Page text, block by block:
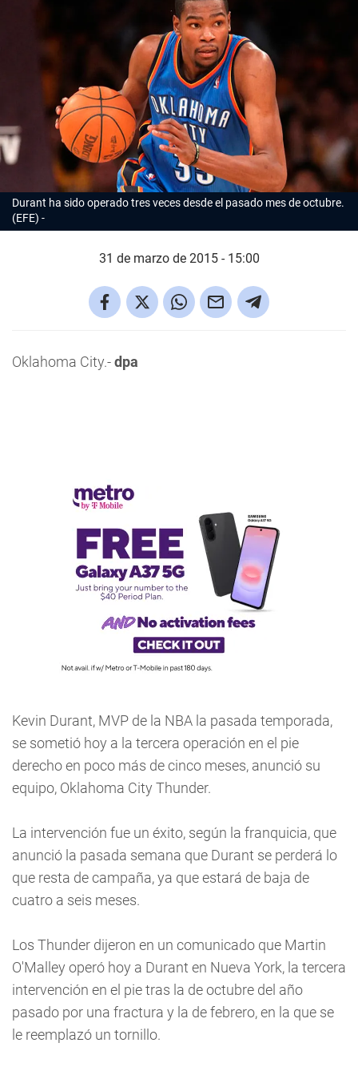
Durant ha sido operado tres veces desde el pasado mes de octubre.
(EFE)
31 de marzo de 2015 - 15:00
Oklahoma City.-dpa
Kevin Durant, MVP de la NBA la pasada temporada,
se sometió hoy a la tercera operación en el pie
derecho en poco más de cinco meses, anunció su
equipo, Oklahoma City Thunder.
La intervención fue un éxito, según la franquicia, que
anunció la pasada semana que Durant se perderá lo
que resta de campaña, ya que estará de baja de
cuatro a seis meses.
Los Thunder dijeron en un comunicado que Martin
O'Malley operó hoy a Durant en Nueva York, la tercera
intervención en el pie tras la de octubre del año
pasado por una fractura y la de febrero, en la que se
le reemplazó un tornillo.